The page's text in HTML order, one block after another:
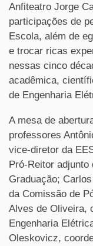
Anfiteatro Jorge
participações de
Escola, além de
e trocar ricas
nessas cinco
acadêmica,
de Engenharia
A mesa de
professores
vice-diretor da
Pró-Reitor adjunto
Graduação;
da Comissão de
Alves de Oliveira,
Engenharia
Oleskovicz,